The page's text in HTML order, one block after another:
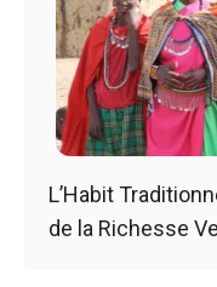
L’Habit
de la Richesse